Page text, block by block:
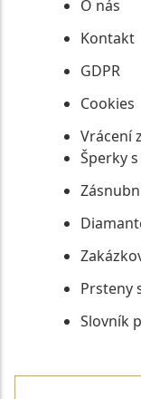
O nás
Kontakt
GDPR
Cookies
Vrácení
Šperky
Prsteny
Slovník